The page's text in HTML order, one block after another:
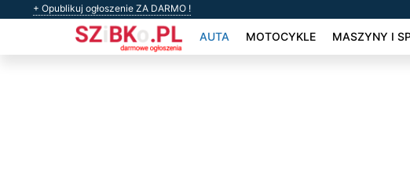
+ Opublikuj ogłoszenie ZA DARMO !
AUTA MOTOCYKLE MASZYNY I